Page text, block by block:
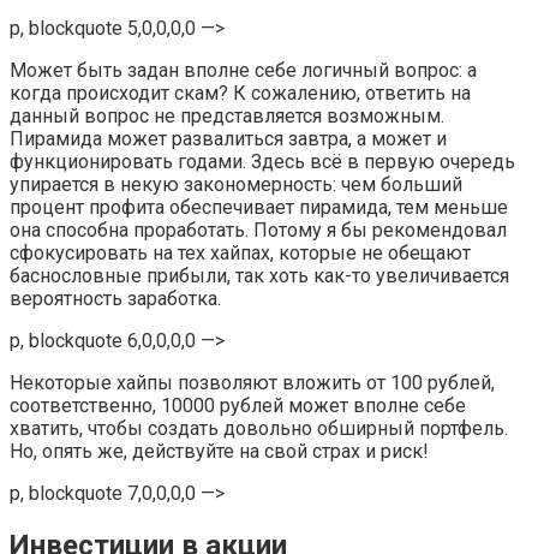
p, blockquote 5,0,0,0,0 —>
Может быть задан вполне себе логичный вопрос: а
когда происходит скам? К сожалению, ответить на
данный вопрос не представляется возможным.
Пирамида может развалиться завтра, а может и
функционировать годами. Здесь всё в первую очередь
упирается в некую закономерность: чем больший
процент профита обеспечивает пирамида, тем меньше
она способна проработать. Потому я бы рекомендовал
сфокусировать на тех хайпах, которые не обещают
баснословные прибыли, так хоть как-то увеличивается
вероятность заработка.
p, blockquote 6,0,0,0,0 —>
Некоторые хайпы позволяют вложить от 100 рублей,
соответственно, 10000 рублей может вполне себе
хватить, чтобы создать довольно обширный портфель.
Но, опять же, действуйте на свой страх и риск!
p, blockquote 7,0,0,0,0 —>
Инвестиции в акции